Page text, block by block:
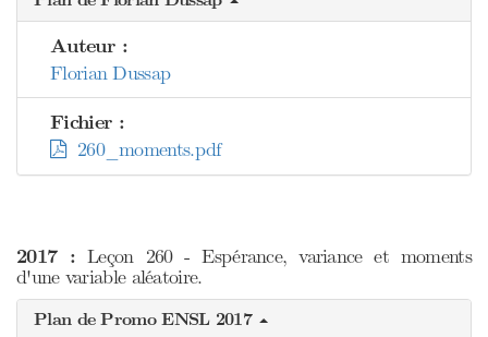
Auteur :
Florian Dussap
Fichier :
260_moments.pdf
2017 : Leçon 260 - Espérance, variance et moments
d'une variable aléatoire.
Plan de Promo ENSL 2017